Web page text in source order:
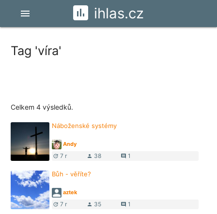
ihlas.cz
menu
Tag 'víra'
Celkem 4 výsledků.
Náboženské systémy
Andy
update 7 r person 38 comment 1
Bůh - věříte?
aztek
update 7 r person 35 comment 1